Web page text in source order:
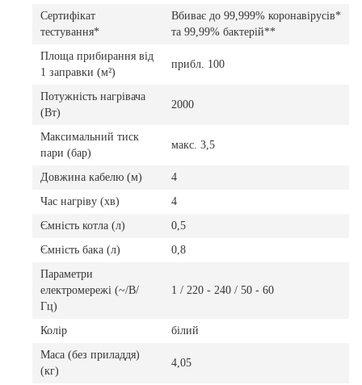
Сертифікат
тестування*
Вбиває до 99,999% коронавірусів*
та 99,99% бактерій**
Площа прибирання від
1 заправки (м²)
прибл. 100
Потужність нагрівача
(Вт)
2000
Максимальний тиск
пари (бар)
макс. 3,5
Довжина кабелю (м)
4
Час нагріву (хв)
4
Ємність котла (л)
0,5
Ємність бака (л)
0,8
Параметри
електромережі (~/В/
Гц)
1 / 220 - 240 / 50 - 60
Колір
білий
Маса (без приладдя)
(кг)
4,05